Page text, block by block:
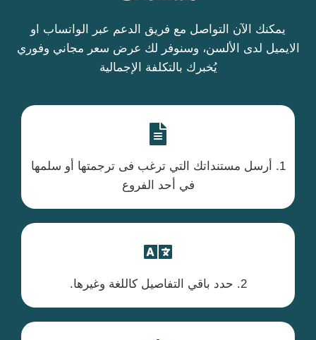
يمكنك الآن التواصل مع فريق الدعم عبر الواتساب او
الايميل لدى الألسن، وسنوفر لك عرض سعر مجاني وفوري
يُخبرك بالتكلفة الإجمالية
1. أرسل مستنداتك التي ترغب فى ترجمتها أو سلمها
في أحد الفروع
2. حدد باقي التفاصيل كاللغة وغيرها.